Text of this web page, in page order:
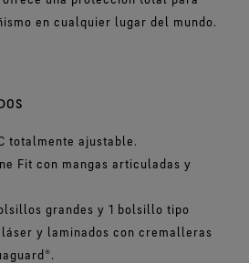
en cualquier lugar del mundo.
totalmente ajustable.
Fit con mangas articuladas y
grandes y 1 bolsillo tipo
y laminados con cremalleras